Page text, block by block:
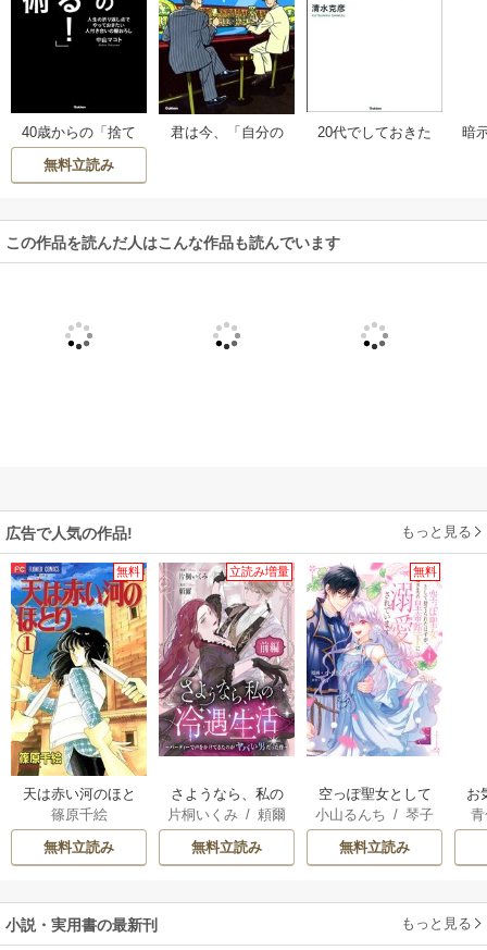
40歳からの「捨て
る！」人脈術
無料立読み
君は今、「自分の
20代でしておきた
暗
と
この作品を読んだ人はこんな作品も読んでいます
広告で人気の作品! もっと見る
無料
天は赤い河のほと
り
篠原千絵
無料立読み
立読み増量
さようなら、私の
冷遇生活 ～パーテ
ィーで声をかけて
きたのがヤバい男
片桐いくみ /頼爾
無料立読み
無料
空っぽ聖女として
捨てられたはず
が、嫁ぎ先の皇帝
陛下に溺愛されて
小山るんち /琴子
無料立読み
お
小説・実用書の最新刊 もっと見る